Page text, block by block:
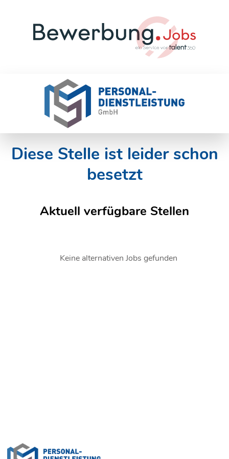
Diese Stelle ist leider schon
besetzt
Aktuell verfügbare Stellen
Keine alternativen Jobs gefunden